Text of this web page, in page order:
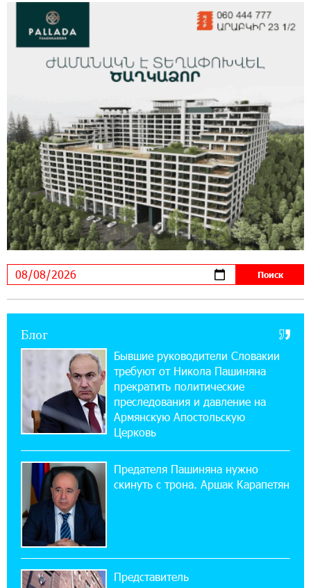
мониторинг дикой природы в Гнишике с
помощью солнечной энергии
Ucom и FPWC обеспечат круглосуточный
мониторинг дикой природы в Гнишике с
помощью солнечной энергии
22:41:05 3-08-2026
Idram и IDBank - рядом со стартапами на
Seaside Startup Summit
10:12:55 3-08-2026
В мобильном приложении Юнибанка теперь
можно зарегистрироваться также с помощью
«Бесплатные бонусы в играх»: IDBank
предупреждает о кибератаках на школьников
11:21:15 31-07-2026
ЕАЭС со временем будет расширяться. Когда-
нибудь это поймёт и рядовой армянин, но
11:03:52 31-07-2026
Если Израиль использует тему Геноцида
армян против Эрдогана, то что для него
значит сам Геноцид?
ВТБ (Армения): вклад «Стабильный» — до
Блог
Бывшие руководители Словакии
требуют от Никола Пашиняна
прекратить политические
преследования и давление на
Армянскую Апостольскую
Церковь
Предателя Пашиняна нужно
скинуть с трона. Аршак Карапетян
Представитель